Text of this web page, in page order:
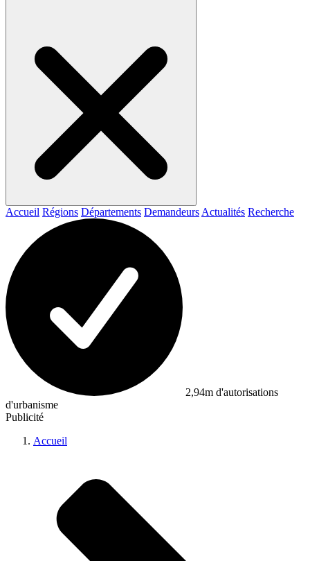
Accueil Régions Départements Demandeurs Actualités Recherche
2,94m d'autorisations
d'urbanisme
Publicité
Accueil